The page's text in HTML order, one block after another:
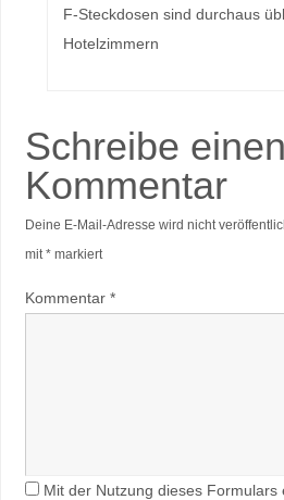
F-Steckdosen sind durchaus
Hotelzimmern
Schreibe einen
Kommentar
Deine E-Mail-Adresse wird nicht
mit*markiert
Kommentar *
Mit der Nutzung dieses